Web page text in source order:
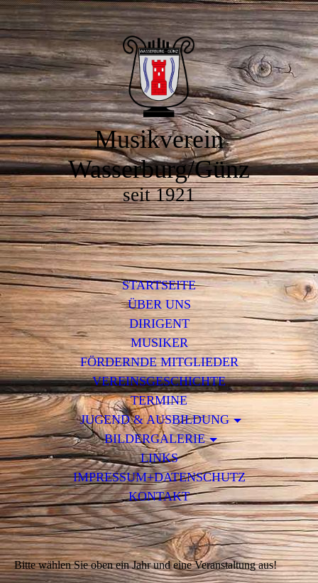
Musikverein
Wasserburg/Günz
seit 1921
STARTSEITE
ÜBER UNS
DIRIGENT
MUSIKER
FÖRDERNDE MITGLIEDER
VEREINSGESCHICHTE
TERMINE
JUGEND & AUSBILDUNG
BILDERGALERIE
LINKS
IMPRESSUM+DATENSCHUTZ
KONTAKT
Bitte wählen Sie oben ein Jahr und eine Veranstaltung aus!